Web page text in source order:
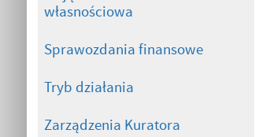
własnościowa
Sprawozdania finansowe
Tryb działania
Zarządzenia Kuratora